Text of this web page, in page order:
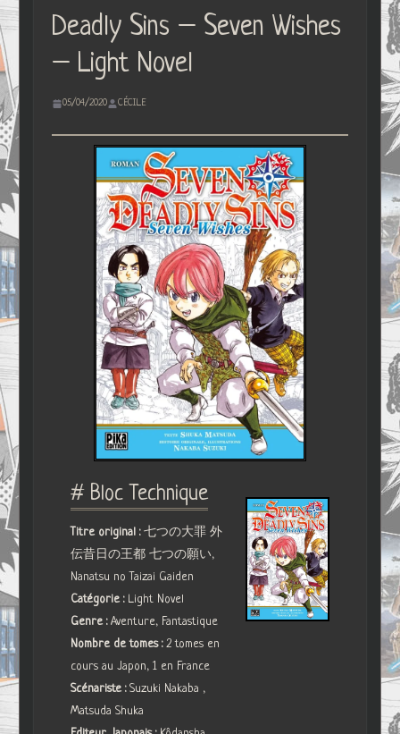
Deadly Sins – Seven Wishes
– Light Novel
05/04/2020 CÉCILE
# Bloc Technique
Titre original :七つの大罪 外
伝昔日の王都 七つの願い,
Nanatsu no Taizai Gaiden
Catégorie : Light Novel
Genre :Aventure, Fantastique
Nombre de tomes :2 tomes en
cours au Japon, 1 en France
Scénariste :Suzuki Nakaba ,
Matsuda Shuka